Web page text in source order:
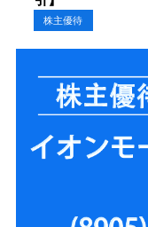
株主優待